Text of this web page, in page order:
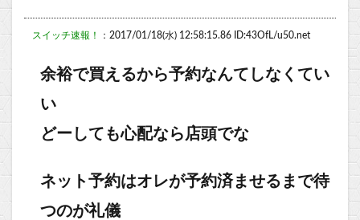
スイッチ速報！ ：2017/01/18(水) 12:58:15.86 ID:43OfL/u50.net
余裕で買えるから予約なんてしなくてい
い
どーしても心配なら店頭でな
ネット予約はオレが予約済ませるまで待
つのが礼儀